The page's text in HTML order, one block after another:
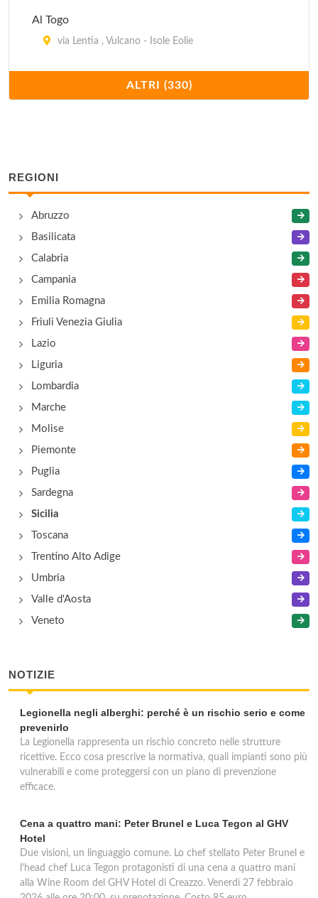
Al Togo
via Lentia , Vulcano - Isole Eolie
via San Pietro , Panarea - Isole Eolie
Alexander
via Nixa , Giardini Naxos
Andromaco Palace Hotel
via Martino , Taormina
Antea
ALTRI (330)
REGIONI
Abruzzo
Basilicata
Calabria
Campania
Emilia Romagna
Friuli Venezia Giulia
Lazio
Liguria
Lombardia
Marche
Molise
Piemonte
Puglia
Sardegna
Sicilia
Toscana
Trentino Alto Adige
Umbria
Valle d'Aosta
Veneto
NOTIZIE
Legionella negli alberghi: perché è un rischio serio e come
prevenirlo
La Legionella rappresenta un rischio concreto nelle strutture
ricettive. Ecco cosa prescrive la normativa, quali impianti sono più
vulnerabili e come proteggersi con un piano di prevenzione
efficace.
Cena a quattro mani: Peter Brunel e Luca Tegon al GHV
Hotel
Due visioni, un linguaggio comune. Lo chef stellato Peter Brunel e
l'head chef Luca Tegon protagonisti di una cena a quattro mani
alla Wine Room del GHV Hotel di Creazzo. Venerdì 27 febbraio